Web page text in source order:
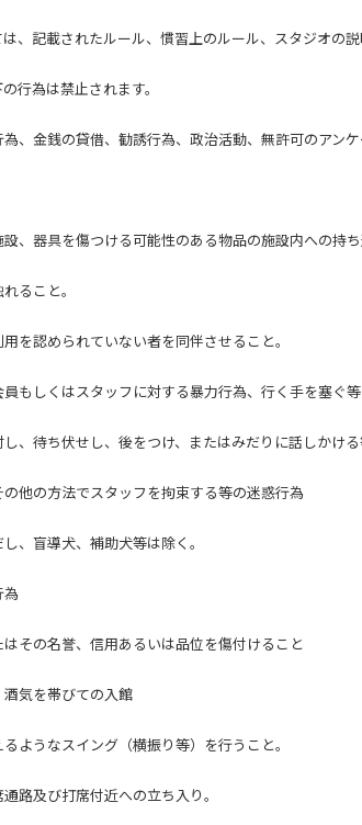
、記載されたルール、慣習上のルール、スタジオの
行為は禁止されます。
、金銭の貸借、勧誘行為、政治活動、無許可のアン
、器具を傷つける可能性のある物品の施設内への持
ること。
を認められていない者を同伴させること。
員もしくはスタッフに対する暴力行為、行く手を塞ぐ
、待ち伏せし、後をつけ、またはみだりに話しかけ
他の方法でスタッフを拘束する等の迷惑行為
、盲導犬、補助犬等は除く。
為
その名誉、信用あるいは品位を傷付けること
酒気を帯びての入館
ようなスイング（横振り等）を行うこと。
路及び打席付近への立ち入り。